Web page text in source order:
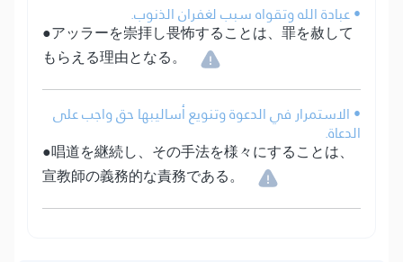
• عبادة الله وتقواه سبب لغفران الذنوب.
●アッラーを崇拝し畏怖することは、罪を赦して
もらえる理由となる。
• الاستمرار في الدعوة وتنويع أساليبها حق واجب على
الدعاة.
●唱道を継続し、その手法を様々にすることは、
宣教師の義務的な責務である。